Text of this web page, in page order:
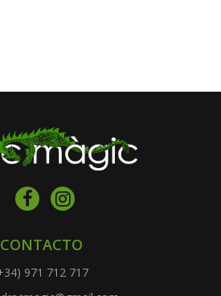
CONTACTO
971 712 717